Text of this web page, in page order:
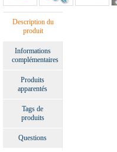
Description du
produit
Informations
complémentaires
Produits
apparentés
Tags de
produits
Questions